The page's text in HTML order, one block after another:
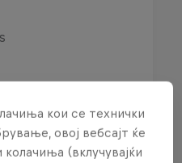
кои се технички
овој вебсајт ќе
(вклучувајќи